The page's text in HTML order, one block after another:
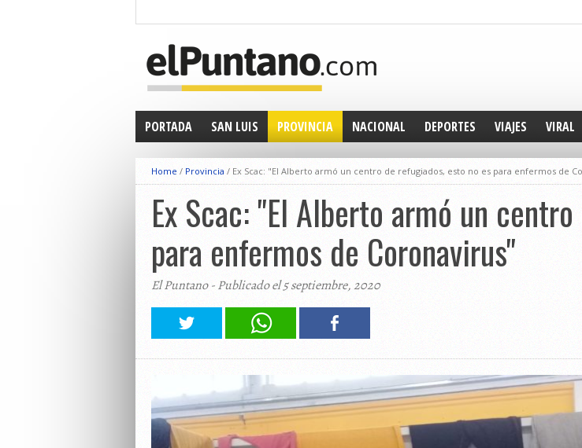
PORTADA SAN LUIS PROVINCIA NACIONAL DEPORTES VIAJES VIRAL
Home / Provincia / Ex Scac: "El Alberto armó un centro de refugiados, esto no es para enfermos de
Ex Scac: "El Alberto armó un
para enfermos de Coronavirus"
El Puntano - Publicado el 5 septiembre, 2020